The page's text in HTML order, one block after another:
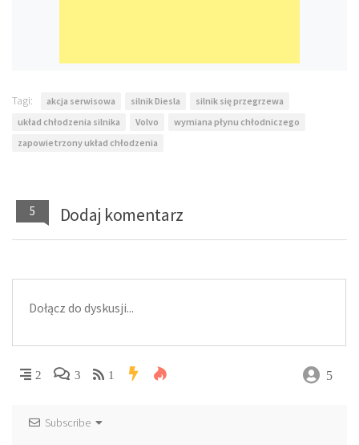
Tagi: akcja serwisowa silnik Diesla
silnik się przegrzewa
układ chłodzenia silnika
Volvo
wymiana płynu chłodniczego
zapowietrzony układ chłodzenia
5 Dodaj komentarz
2 3 1 5
Subscribe